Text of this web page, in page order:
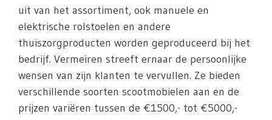
uit van het assortiment, ook manuele en
elektrische rolstoelen en andere
thuiszorgproducten worden geproduceerd bij het
bedrijf. Vermeiren streeft ernaar de persoonlijke
wensen van zijn klanten te vervullen. Ze bieden
verschillende soorten scootmobielen aan en de
prijzen variëren tussen de €1500,- tot €5000,-